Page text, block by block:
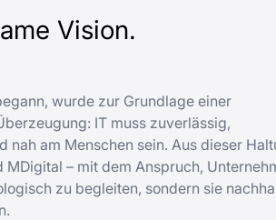
Vision.
wurde zur Grundlage einer
IT muss zuverlässig,
nah am Menschen sein. Aus dieser
MDigital – mit dem Anspruch,
zu begleiten, sondern sie